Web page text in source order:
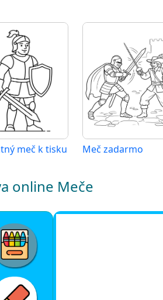
meč k tisku Meč zadarmo
online Meče